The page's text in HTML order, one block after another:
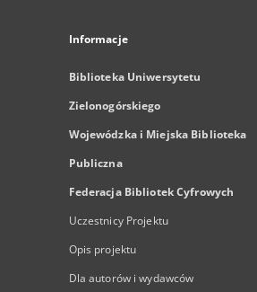
Informacje
Biblioteka Uniwersytetu
Zielonogórskiego
Wojewódzka i Miejska Biblioteka
Publiczna
Federacja Bibliotek Cyfrowych
Uczestnicy Projektu
Opis projektu
Dla autorów i wydawców